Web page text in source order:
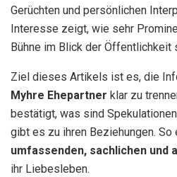
Gerüchten und persönlichen
Interesse zeigt, wie sehr
Bühne im Blick der Öffentlichkeit
Ziel dieses Artikels ist es, die
Myhre Ehepartner klar zu
bestätigt, was sind
gibt es zu ihren Beziehungen. So
umfassenden, sachlichen und
ihr Liebesleben.